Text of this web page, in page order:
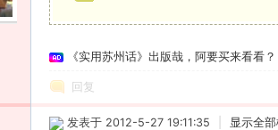
《实用苏州话》出版哉，阿要买来看看？
回复
发表于 2012-5-27 19:11:35 显示全